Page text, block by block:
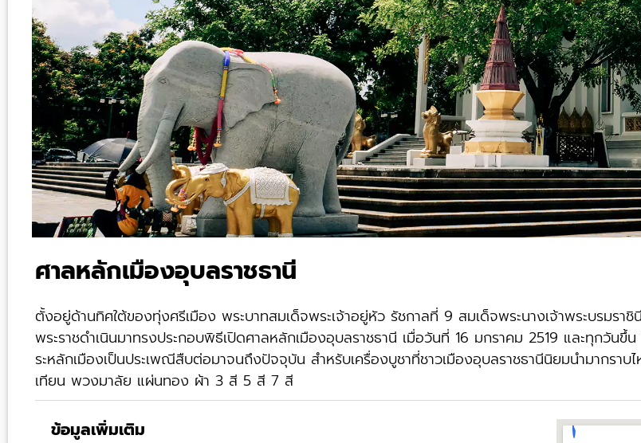
ศาลหลักเมืองอุบลราชธานี
ตั้งอยู่ด้านทิศใต้ของทุ่งศรีเมือง พระบาทสมเด็จพระเจ้าอยู่หัว รัชกาลที่ 9 สมเด็จพระนางเจ้าพระบรมรา
พระราชดำเนินมาทรงประกอบพิธีเปิดศาลหลักเมืองอุบลราชธานี เมื่อวันที่ 16 มกราคม 2519 และทุกวั
ระหลักเมืองเป็นประเพณีสืบต่อมาจนถึงปัจจุบัน สำหรับเครื่องบูชาที่ชาวเมืองอุบลราชธานีนิยมนำมากร
เทียน พวงมาลัย แผ่นทอง ผ้า 3 สี 5 สี 7 สี
ข้อมูลเพิ่มเติม